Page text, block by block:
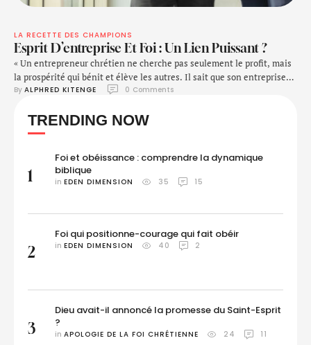
LA RECETTE DES CHAMPIONS
Esprit D’entreprise Et Foi : Un Lien Puissant ?
« Un entrepreneur chrétien ne cherche pas seulement le profit, mais
la prospérité qui bénit et élève les autres. Il sait que son entreprise
est entre les mains de Dieu, et c’est dans la prière qu’il trouve la
Proverbes 16:3 : «Recommande à l’Éternel …
By ALPHRED KITENGE 0 Comments
TRENDING NOW
1
Foi et obéissance : comprendre la dynamique
biblique
in EDEN DIMENSION 35 15
2
Foi qui positionne-courage qui fait obéir
in EDEN DIMENSION 40 2
3
Dieu avait-il annoncé la promesse du Saint-Esprit
?
in APOLOGIE DE LA FOI CHRÉTIENNE 24 11